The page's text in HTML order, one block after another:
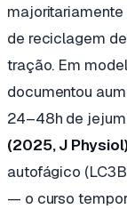
majoritariamente
de reciclagem
tração. Em
documentou
24–48h de
(2025,J Physiol
autofágico
— o curso